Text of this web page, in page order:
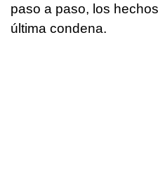
paso a paso, los
última condena.